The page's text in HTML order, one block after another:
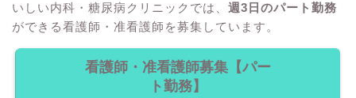
いしい内科・糖尿病クリニックでは、 週3日のパート勤務
ができる看護師・准看護師を募集しています。
看護師・准看護師募集【パー
ト勤務】